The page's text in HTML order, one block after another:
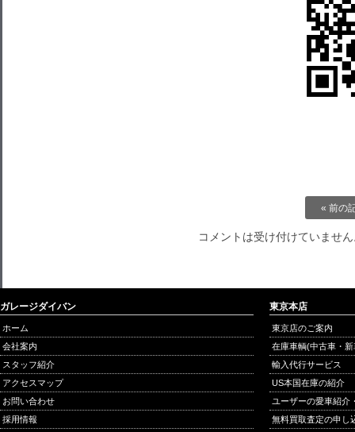
« 前の
コメントは受け付けていませ
ガレージダイバン
ホーム
会社案内
スタッフ紹介
アクセスマップ
お問い合わせ
採用情報
東京本店
東京店のご案内
在庫車輌(中古車・
輸入代行サービス
US本国在庫の紹介
ユーザーの愛車紹介
無料買取査定の申し